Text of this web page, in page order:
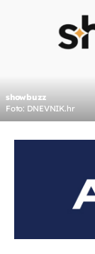
showbuzz
Foto: DNEVNIK.hr